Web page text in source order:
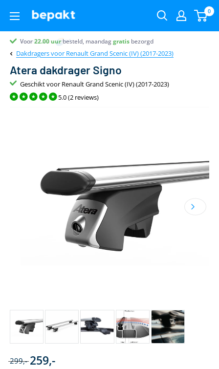
0
Voor22.00uurbesteld, maandaggratisbezorgd
Partner van
Partner van
Klantenbeoordeling 9.4
Dakdragers voor Renault Grand Scenic (IV) (2017-2023)
Atera dakdrager Signo
Geschikt voor Renault Grand Scenic (IV) (2017-2023)
5.0 (2 reviews)
299,- 259,-